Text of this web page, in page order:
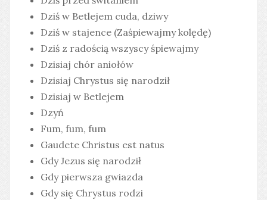
Dziś w Betlejem cuda, dziwy
Dziś w stajence (Zaśpiewajmy kolędę)
Dziś z radością wszyscy śpiewajmy
Dzisiaj chór aniołów
Dzisiaj Chrystus się narodził
Dzisiaj w Betlejem
Dzyń
Fum, fum, fum
Gaudete Christus est natus
Gdy Jezus się narodził
Gdy pierwsza gwiazda
Gdy się Chrystus rodzi